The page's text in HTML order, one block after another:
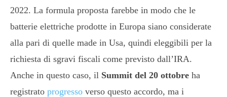
2022. La formula proposta farebbe in modo che le
batterie elettriche prodotte in Europa siano considerate
alla pari di quelle made in Usa, quindi eleggibili per la
richiesta di sgravi fiscali come previsto dall’IRA.
Anche in questo caso, il Summit del 20 ottobre ha
registrato progresso verso questo accordo, ma i